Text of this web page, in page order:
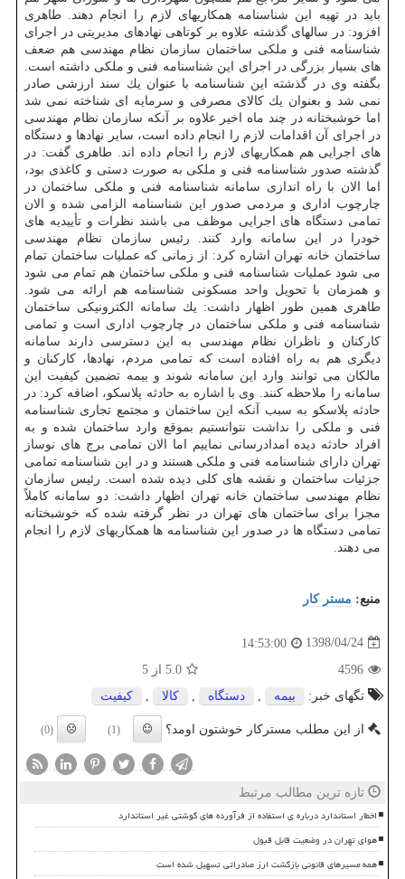
باید در تهیه این شناسنامه همكاریهای لازم را انجام دهند. طاهری
افزود: در سالهای گذشته علاوه بر كوتاهی نهادهای مدیریتی در اجرای
شناسنامه فنی و ملكی ساختمان سازمان نظام مهندسی هم ضعف
های بسیار بزرگی در اجرای این شناسنامه فنی و ملكی داشته است.
بگفته وی در گذشته این شناسنامه با عنوان یك سند ارزشی صادر
نمی شد و بعنوان یك كالای مصرفی و سرمایه ای شناخته نمی شد
اما خوشبختانه در چند ماه اخیر علاوه بر آنكه سازمان نظام مهندسی
در اجرای آن اقدامات لازم را انجام داده است، سایر نهادها و دستگاه
های اجرایی هم همكاریهای لازم را انجام داده اند. طاهری گفت: در
گذشته صدور شناسنامه فنی و ملكی به صورت دستی و كاغذی بود،
اما الان با راه اندازی سامانه شناسنامه فنی و ملكی ساختمان در
چارچوب اداری و مردمی صدور این شناسنامه الزامی شده و الان
تمامی دستگاه های اجرایی موظف می باشند نظرات و تأییدیه های
خودرا در این سامانه وارد كنند. رئیس سازمان نظام مهندسی
ساختمان خانه تهران اشاره كرد: از زمانی كه عملیات ساختمان تمام
می شود عملیات شناسنامه فنی و ملكی ساختمان هم تمام می شود
و همزمان با تحویل واحد مسكونی شناسنامه هم ارائه می شود.
طاهری همین طور اظهار داشت: یك سامانه الكترونیكی ساختمان
شناسنامه فنی و ملكی ساختمان در چارچوب اداری است و تمامی
كاركنان و ناظران نظام مهندسی به این دسترسی دارند سامانه
دیگری هم به راه افتاده است كه تمامی مردم، نهادها، كاركنان و
مالكان می توانند وارد این سامانه شوند و بیمه تضمین كیفیت این
سامانه را ملاحظه كنند. وی با اشاره به حادثه پلاسكو، اضافه كرد: در
حادثه پلاسكو به سبب آنكه این ساختمان و مجتمع تجاری شناسنامه
فنی و ملكی را نداشت نتوانستیم بموقع وارد ساختمان شده و به
افراد حادثه دیده امدادرسانی نماییم اما الان تمامی برج های نوساز
تهران دارای شناسنامه فنی و ملكی هستند و در این شناسنامه تمامی
جزئیات ساختمان و نقشه های كلی دیده شده است. رئیس سازمان
نظام مهندسی ساختمان خانه تهران اظهار داشت: دو سامانه كاملاً
مجزا برای ساختمان های تهران در نظر گرفته شده كه خوشبختانه
تمامی دستگاه ها در صدور این شناسنامه ها همكاریهای لازم را انجام
می دهند.
منبع: مستر كار
1398/04/24
14:53:00
4596
5.0 از 5
تگهای خبر:
بیمه , دستگاه , كالا , كیفیت
از این مطلب مسترکار خوشتون اومد؟ (1)
(0)
تازه ترین مطالب مرتبط
اخطار استاندارد درباره ی استفاده از فرآورده های گوشتی غیر استاندارد
هوای تهران در وضعیت قابل قبول
همه مسیرهای قانونی بازگشت ارز صادراتی تسهیل شده است